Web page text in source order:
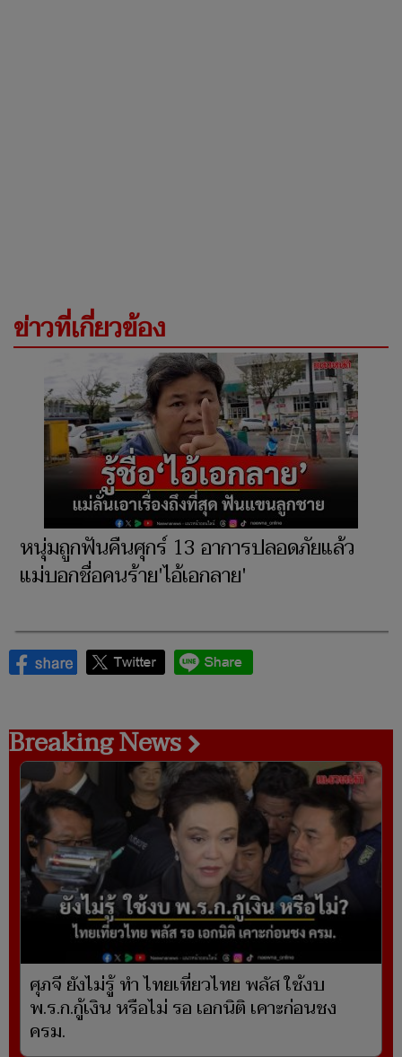
ข่าวที่เกี่ยวข้อง
หนุ่มถูกฟันคืนศุกร์ 13 อาการปลอดภัยแล้ว
แม่บอกชื่อคนร้าย'ไอ้เอกลาย'
Breaking News
ศุภจี ยังไม่รู้ ทำ ไทยเที่ยวไทย พลัส ใช้งบ
พ.ร.ก.กู้เงิน หรือไม่ รอ เอกนิติ เคาะก่อนชง
ครม.